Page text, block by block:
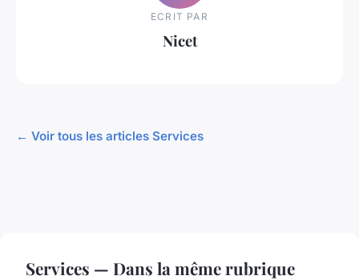
ECRIT PAR
Nicet
← Voir tous les articles Services
Services — Dans la même rubrique